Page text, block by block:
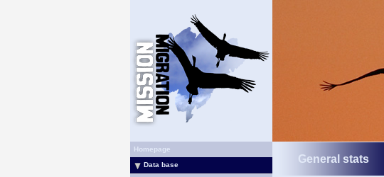
Homepage
Data base
General stats